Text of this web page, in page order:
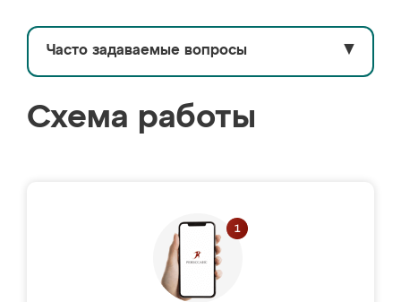
Часто задаваемые вопросы ▼
Схема работы